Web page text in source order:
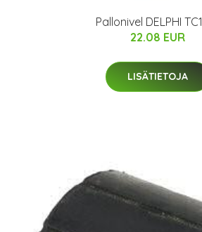
Pallonivel DELPHI
22.08 EUR
LISÄTIETOJA